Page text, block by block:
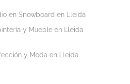
en Snowboard en Lleida
y Mueble en Lleida
y Moda en Lleida